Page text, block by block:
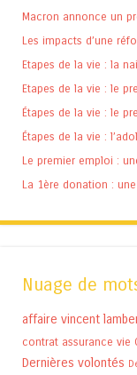
Macron annonce un
Les impacts d’une
Etapes de la vie : la
Etapes de la vie : le
Étapes de la vie : le
Étapes de la vie :
Le premier emploi :
La 1ère donation :
Nuage de
affaire vincent
contrat assurance vie
Dernières volontés